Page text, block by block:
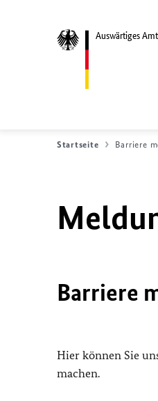
Auswärtiges Amt
Startseite Barriere
Barriere
Hier können Sie
machen.